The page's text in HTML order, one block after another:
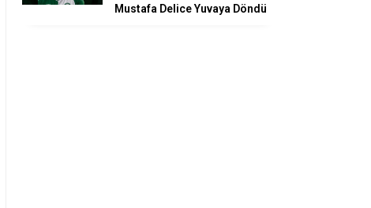
Mustafa Delice Yuvaya Döndü